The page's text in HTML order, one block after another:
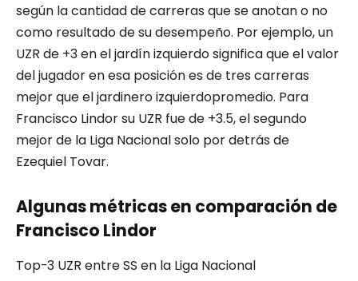
según la cantidad de carreras que se anotan o no
como resultado de su desempeño. Por ejemplo, un
UZR de +3 en el jardín izquierdo significa que el valor
del jugador en esa posición es de tres carreras
mejor que el jardinero izquierdopromedio. Para
Francisco Lindor su UZR fue de +3.5, el segundo
mejor de la Liga Nacional solo por detrás de
Ezequiel Tovar.
Algunas métricas en comparación de
Francisco Lindor
Top-3 UZR entre SS en la Liga Nacional